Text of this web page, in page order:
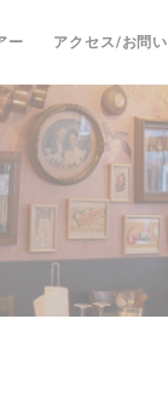
す))
ー((新しいウィンドウ
アクセス/お問